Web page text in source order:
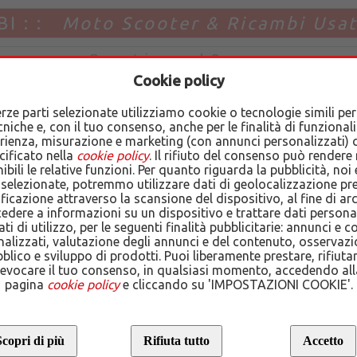
Cookie policy
parti selezionate utilizziamo cookie o tecnologie simili
e, con il tuo consenso, anche per le finalità di
misurazione e marketing (con annunci personalizzati)
nella cookie policy. Il rifiuto del consenso può rendere
le relative funzioni. Per quanto riguarda la pubblicità, noi
potremmo utilizzare dati di geolocalizzazione
attraverso la scansione del dispositivo, al fine di
a informazioni su un dispositivo e trattare dati
di utilizzo, per le seguenti finalità pubblicitarie: annunci e
valutazione degli annunci e del contenuto,
e sviluppo di prodotti. Puoi liberamente prestare,
il tuo consenso, in qualsiasi momento, accedendo
pagina cookie policye cliccando su 'IMPOSTAZIONI COOKIE'.
di più Rifiuta tutto Accetto
: : Moto Scooter & Ricambi
E SCOOTER USATI CON
da un ciclo di lavorazione
RICERCA AVANZATA